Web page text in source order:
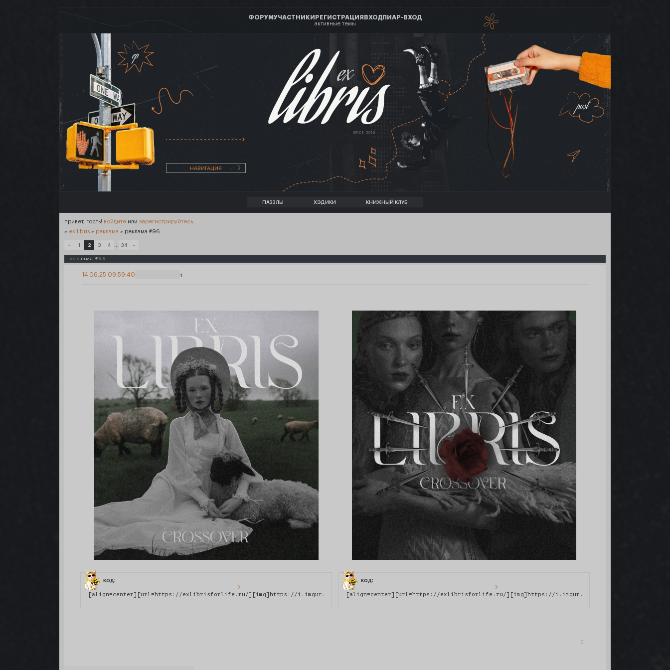
ФОРУМ УЧАСТНИКИ РЕГИСТРАЦИЯ ВХОД ПИАР-ВХОД
активные темы
ex
SINCE 2019
НАВИГАЦИЯ
ПАЗЗЛЫ ХЭДИКИ КНИЖНЫЙ КЛУБ
привет, гость! войдите или зарегистрируйтесь
» ex libris » реклама » реклама #96
« 1 2 3 4 … 34 »
реклама #96
1
14.06.25 09:59:40
код:
[align=center][url=https://exlibrisforlife.ru/][img]https://i.imgur.com/cusq8kb.png[/img][/url][/align]
код:
[align=center][url=https://exlibrisforlife.ru/][img]https://i.imgur.com/dqxrznh.png[/img][/
0